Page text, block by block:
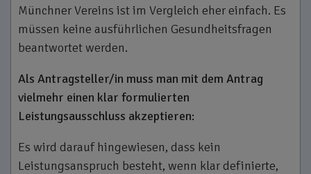
Münchner Vereins ist im Vergleich eher einfach. Es
müssen keine ausführlichen Gesundheitsfragen
beantwortet werden.
Als Antragsteller/in muss man mit dem Antrag
vielmehr einen klar formulierten
Leistungsausschluss akzeptieren:
Es wird darauf hingewiesen, dass kein
Leistungsanspruch besteht, wenn klar definierte,